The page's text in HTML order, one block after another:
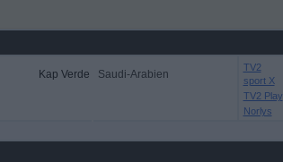
Kap Verde Saudi-Arabien
TV2
sport X
TV2 Play
Norlys